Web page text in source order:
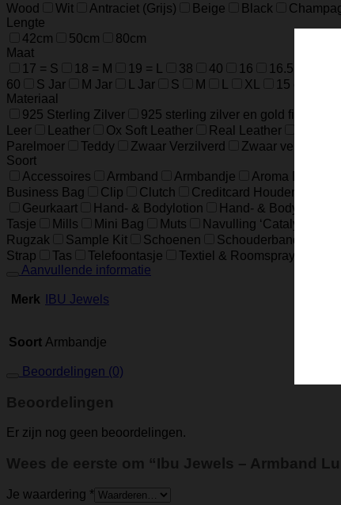
Wood
Wit Antraciet (Grijs) Beige Black
Lengte
42cm
50cm
80cm
Maat
17 = S
18 = M 19 = L 38 40 16 16.5
60
S Jar M Jar L Jar S M XL
15 cm / 5.9
Materiaal
925 Sterling Zilver
925 sterling zilver en gold filled
Leer
Leather Ox Soft Leather Real Leather
Parelmoer
Teddy Zwaar Verzilverd
Zwaar verzilverd
Soort
Accessoires
Armband Armbandje Aroma Diffuser
Business Bag
Clip Clutch Creditcard Houder
Geurkaart
Hand- & Bodylotion Hand- & Bodywash
Tasje
Mills Mini Bag Muts Navulling ‘Catalytic’
Rugzak
Sample Kit Schoenen Schouderband
Strap
Tas Telefoontasje Textiel & Roomspray
Aanvullende informatie
Merk IBU Jewels
Soort Armbandje
Beoordelingen (0)
Beoordelingen
Er zijn nog geen beoordelingen.
Wees de eerste om “Ibu Jewels – Armband
Je waardering *